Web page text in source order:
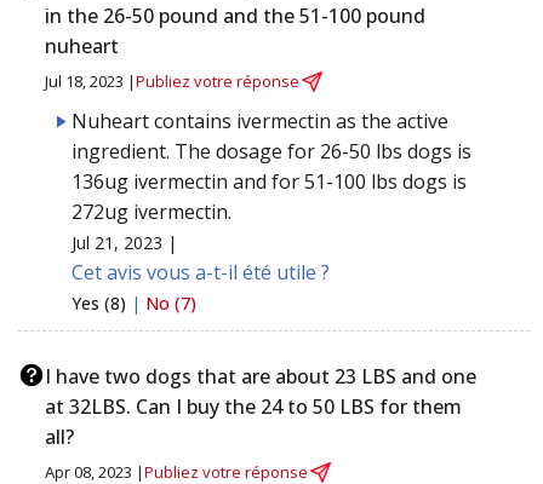
in the 26-50 pound and the 51-100 pound
nuheart
Jul 18, 2023 |Publiez votre réponse
Nuheart contains ivermectin as the active
ingredient. The dosage for 26-50 lbs dogs is
136ug ivermectin and for 51-100 lbs dogs is
272ug ivermectin.
Jul 21, 2023 |
Cet avis vous a-t-il été utile ?
Yes (8) | No (7)
I have two dogs that are about 23 LBS and one
at 32LBS. Can I buy the 24 to 50 LBS for them
all?
Apr 08, 2023 |Publiez votre réponse